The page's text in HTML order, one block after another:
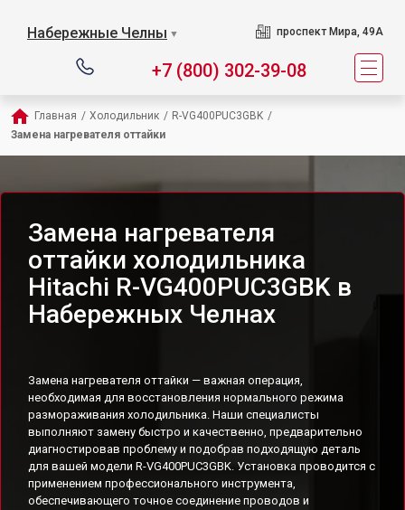
Набережные Челны ▼ проспект Мира, 49А
+7 (800) 302-39-08
Главная / Холодильник / R-VG400PUC3GBK /
Замена нагревателя оттайки
Замена нагревателя
оттайки холодильника
Hitachi R-VG400PUC3GBK в
Набережных Челнах
Замена нагревателя оттайки — важная операция,
необходимая для восстановления нормального режима
размораживания холодильника. Наши специалисты
выполняют замену быстро и качественно, предварительно
диагностировав проблему и подобрав подходящую деталь
для вашей модели R-VG400PUC3GBK. Установка проводится с
применением профессионального инструмента,
обеспечивающего точное соединение проводов и